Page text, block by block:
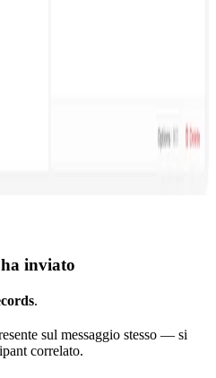
inviato
.
sul messaggio stesso — si
correlato.